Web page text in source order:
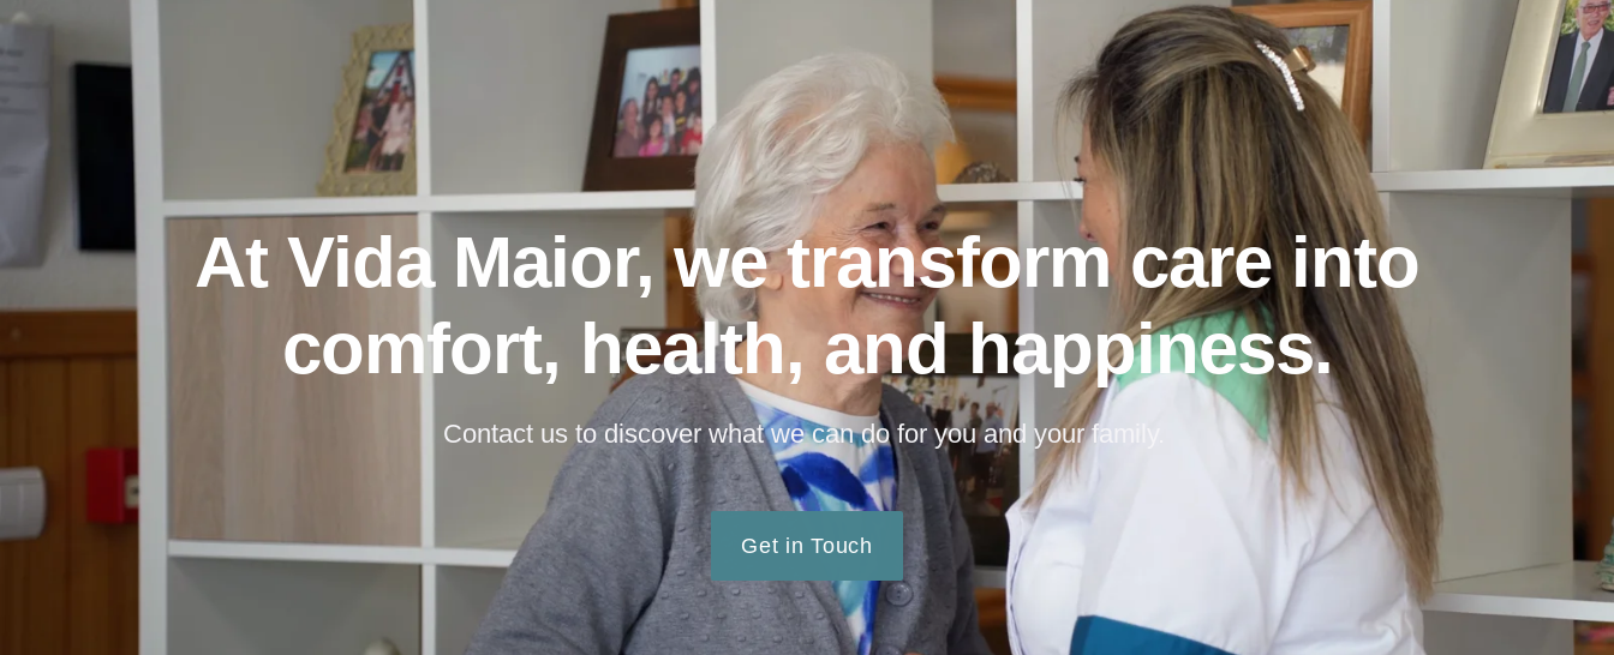
At Vida Maior, we transform care into
comfort, health, and happiness.
Contact us to discover what we can do for you and your family.
Get in Touch